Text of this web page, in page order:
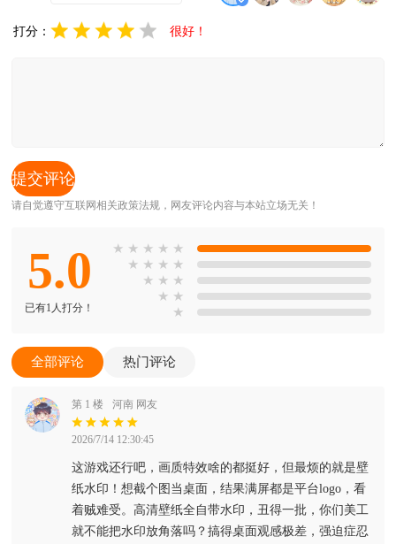
打分： 很好！
请自觉遵守互联网相关政策法规，网友评论内容与本站立场无关！
5.0
已有1人打分！
★ ★ ★ ★ ★
★ ★ ★ ★
★ ★ ★
★ ★
★
全部评论 热门评论
第 1 楼 河南 网友
2026/7/14 12:30:45
这游戏还行吧，画质特效啥的都挺好，但最烦的就是壁
纸水印！想截个图当桌面，结果满屏都是平台logo，看
着贼难受。高清壁纸全自带水印，丑得一批，你们美工
就不能把水印放角落吗？搞得桌面观感极差，强迫症忍